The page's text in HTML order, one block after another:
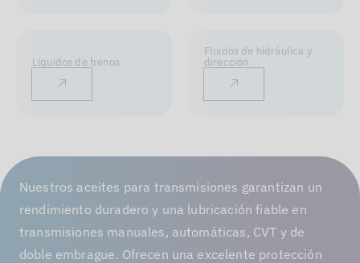
Líquidos de frenos
Fluidos de hidráulica y
dirección
Nuestros aceites para transmisiones garantizan un
rendimiento duradero y una lubricación fiable en
transmisiones manuales, automáticas, CVT y de
doble embrague. Ofrecen una excelente protección